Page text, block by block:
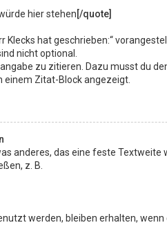
hier stehen [/quote]
hat geschrieben:“
nicht optional.
zu zitieren. Dazu musst du
einem Zitat-Block angezeigt.
anderes, das eine feste
z. B.
werden, bleiben erhalten,